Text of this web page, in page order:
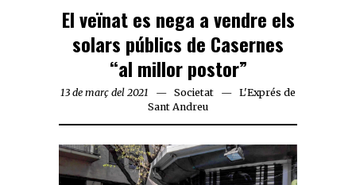
El veïnat es nega a vendre els
solars públics de Casernes
“al millor postor”
13 de març del 2021 Societat
L'Exprés de
Sant Andreu